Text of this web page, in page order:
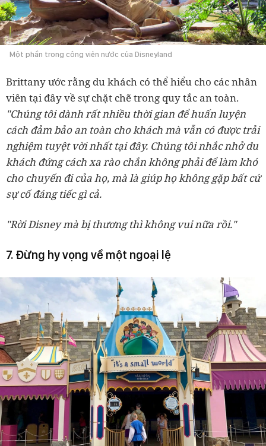
Một phần trong công viên nước của Disneyland
Brittany ước rằng du khách có thể hiểu cho các nhân
viên tại đây về sự chặt chẽ trong quy tắc an toàn.
"Chúng tôi dành rất nhiều thời gian để huấn luyện
cách đảm bảo an toàn cho khách mà vẫn có được trải
nghiệm tuyệt vời nhất tại đây. Chúng tôi nhắc nhở du
khách đứng cách xa rào chắn không phải để làm khó
cho chuyến đi của họ, mà là giúp họ không gặp bất cứ
sự cố đáng tiếc gì cả.
"Rời Disney mà bị thương thì không vui nữa rồi."
7. Đừng hy vọng về một ngoại lệ